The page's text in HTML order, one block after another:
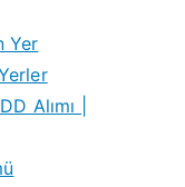
Yer
Alımı |